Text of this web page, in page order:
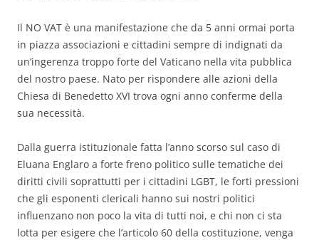
Il NO VAT è una manifestazione che da 5 anni ormai porta
in piazza associazioni e cittadini sempre di indignati da
un’ingerenza troppo forte del Vaticano nella vita pubblica
del nostro paese. Nato per rispondere alle azioni della
Chiesa di Benedetto XVI trova ogni anno conferme della
sua necessità.
Dalla guerra istituzionale fatta l’anno scorso sul caso di
Eluana Englaro a forte freno politico sulle tematiche dei
diritti civili soprattutti per i cittadini LGBT, le forti pressioni
che gli esponenti clericali hanno sui nostri politici
influenzano non poco la vita di tutti noi, e chi non ci sta
lotta per esigere che l’articolo 60 della costituzione, venga